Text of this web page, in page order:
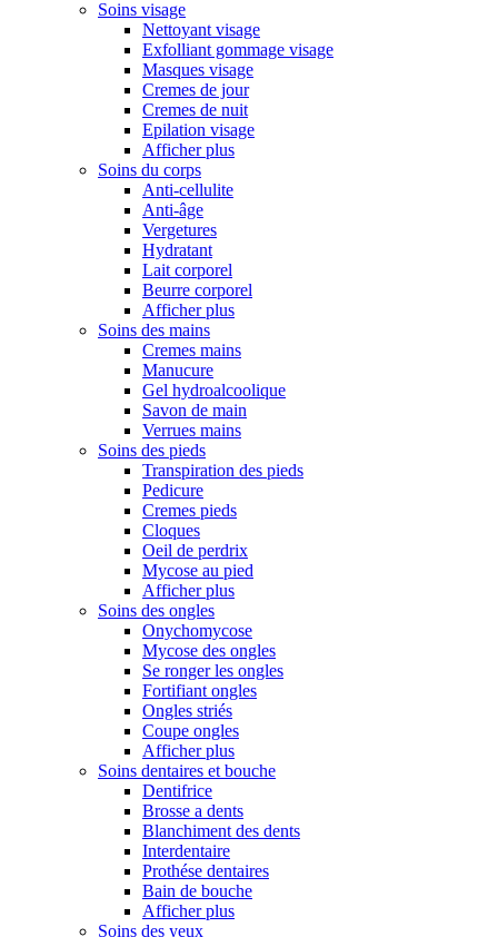
Soins visage
Nettoyant visage
Exfolliant gommage visage
Masques visage
Cremes de jour
Cremes de nuit
Epilation visage
Afficher plus
Soins du corps
Anti-cellulite
Anti-âge
Vergetures
Hydratant
Lait corporel
Beurre corporel
Afficher plus
Soins des mains
Cremes mains
Manucure
Gel hydroalcoolique
Savon de main
Verrues mains
Soins des pieds
Transpiration des pieds
Pedicure
Cremes pieds
Cloques
Oeil de perdrix
Mycose au pied
Afficher plus
Soins des ongles
Onychomycose
Mycose des ongles
Se ronger les ongles
Fortifiant ongles
Ongles striés
Coupe ongles
Afficher plus
Soins dentaires et bouche
Dentifrice
Brosse a dents
Blanchiment des dents
Interdentaire
Prothése dentaires
Bain de bouche
Afficher plus
Soins des yeux